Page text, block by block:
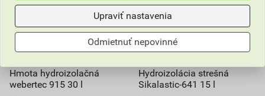
Hmota hydroizolačná
webertec 915 30 l
Hydroizolácia strešná
Sikalastic-641 15 l
Upraviť nastavenia
Odmietnuť nepovinné